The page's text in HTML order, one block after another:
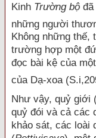
Kinh Trường bộ đã
những người
Không những thế,
trường hợp một
đọc bài kệ của
của Dạ-xoa
Như vậy, quỷ giới
quỷ đói và cả các
khảo sát, các loài